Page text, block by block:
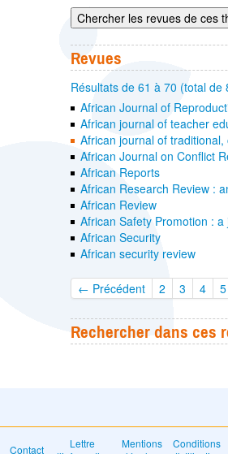
Chercher les revues de ces
Revues
Résultats de 61 à 70 (total de
African Journal of
African journal of teacher
African journal of
African Journal on Conflict
African Reports
African Research Review :
African Review
African Safety Promotion :
African Security
African security review
← Précédent 2 3 4 5
Rechercher dans ces
Contact
Lettre
Mentions
Conditions